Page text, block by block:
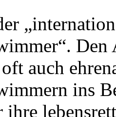
auch
ins